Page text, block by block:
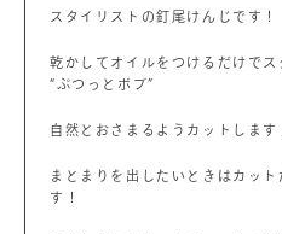
スタイリストの釘尾けんじです！
乾かしてオイルをつけるだけでス
“ぷつっとボブ”
自然とおさまるようカットしま
まとまりを出したいときはカッ
す！